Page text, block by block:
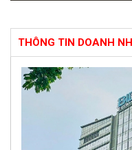
THÔNG TIN DOANH